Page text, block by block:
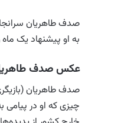
صدف طاهریان
به او پیشنهاد یک
عکس صدف
صدف طاهریان
چیزی که او در پیامی